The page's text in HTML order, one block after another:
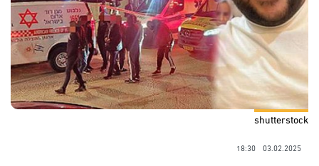
shutterstock
03.02.2025
18:30